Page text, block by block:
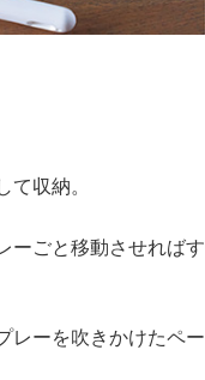
収納。
ーごと移動させればす
レーを吹きかけたペー